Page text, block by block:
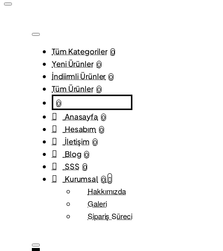
Tüm Kategoriler 0
Yeni Ürünler 0
İndiirmli Ürünler 0
Tüm Ürünler 0
0
Anasayfa 0
Hesabım 0
İletişim 0
Blog 0
SSS 0
Kurumsal 0
Hakkımızda
Galeri
Sipariş Süreci